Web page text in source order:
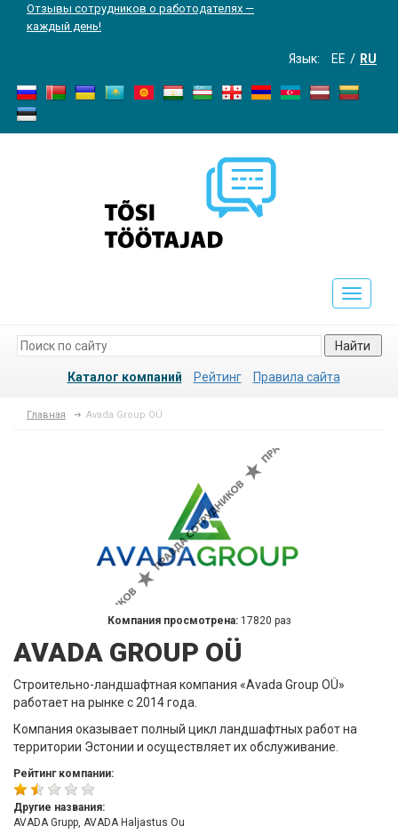
Отзывы сотрудников о работодателях —
каждый день!
Язык: EE RU
Toggle
Найти
Каталог компаний Рейтинг Правила сайта
Главная Avada Group OÜ
Компания просмотрена: 17820 раз
AVADA GROUP OÜ
Строительно-ландшафтная компания «Avada Group OÜ»
работает на рынке с 2014 года.
Компания оказывает полный цикл ландшафтных работ на
территории Эстонии и осуществляет их обслуживание.
Рейтинг компании:
Другие названия:
AVADA Grupp, AVADA Haljastus Ou